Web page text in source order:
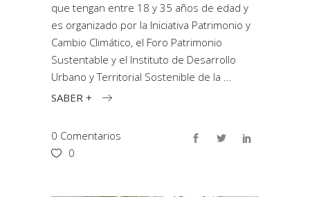
que tengan entre 18 y 35 años de edad y
es organizado por la Iniciativa Patrimonio y
Cambio Climático, el Foro Patrimonio
Sustentable y el Instituto de Desarrollo
Urbano y Territorial Sostenible de la
SABER +
0 Comentarios
0